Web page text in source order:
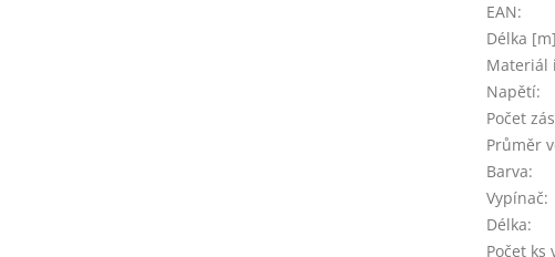
EAN:
Délka [m]
Materiál
Napětí:
Počet
Průměr
Barva:
Vypínač:
Délka:
Počet ks